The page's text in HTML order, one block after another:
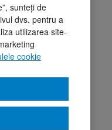
sunteți de
dvs. pentru a
utilizarea site-
cookie